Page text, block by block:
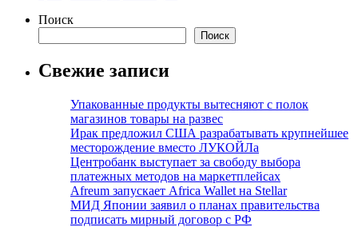
Поиск
Поиск
Свежие записи
Упакованные продукты вытесняют с полок
магазинов товары на развес
Ирак предложил США разрабатывать крупнейшее
месторождение вместо ЛУКОЙЛа
Центробанк выступает за свободу выбора
платежных методов на маркетплейсах
Afreum запускает Africa Wallet на Stellar
МИД Японии заявил о планах правительства
подписать мирный договор с РФ